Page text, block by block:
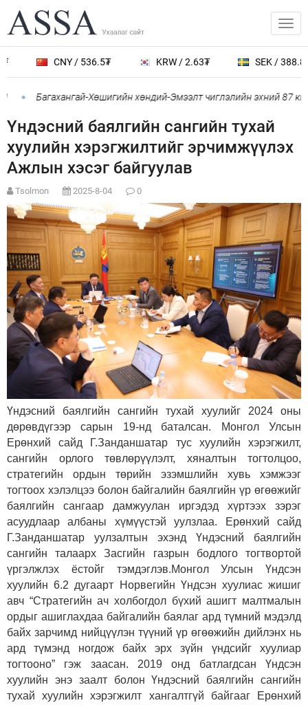
CNY / 536.5₮ KRW / 2.63₮ SEK / 388.8₮
Багахангай-Хөшигийн хөндий-Эмээлт чиглэлийн эхний 87 км-
Үндэсний баялгийн сангийн тухай
хуулийн хэрэгжилтийг эрчимжүүлэх
Ажлын хэсэг байгуулав
Tsolmon 2025-8-04 0
Үндэсний баялгийн сангийн тухай хуулийг 2024 оны
дөрөвдүгээр сарын 19-нд баталсан. Монгол Улсын
Ерөнхий сайд Г.Занданшатар тус хуулийн хэрэгжилт,
сангийн орлого төвлөрүүлэлт, хяналтын тогтолцоо,
стратегийн ордын төрийн эзэмшлийн хувь хэмжээг
тогтоох хэлэлцээ болон байгалийн баялгийн үр өгөөжийг
баялгийн сангаар дамжуулан иргэдэд хүртээх зэрэг
асуудлаар албаны хүмүүстэй уулзлаа. Ерөнхий сайд
Г.Занданшатар уулзалтын эхэнд Үндэсний баялгийн
сангийн талаарх Засгийн газрын бодлого тогтвортой
үргэлжлэх ёстойг тэмдэглэв.Монгол Улсын Үндсэн
хуулийн 6.2 дугаарт Норвегийн Үндсэн хуулиас жишиг
авч “Стратегийн ач холбогдол бүхий ашигт малтмалын
ордыг ашиглахдаа байгалийн баялаг ард түмний мэдэлд
байх зарчимд нийцүүлэн түүний үр өгөөжийн дийлэнх нь
ард түмэнд ногдож байх эрх зүйн үндсийг хуулиар
тогтооно” гэж заасан. 2019 онд батлагдсан Үндсэн
хуулийн энэ заалт болон Үндэсний баялгийн сангийн
тухай хуулийн хэрэгжилт хангалтгүй байгааг Ерөнхий